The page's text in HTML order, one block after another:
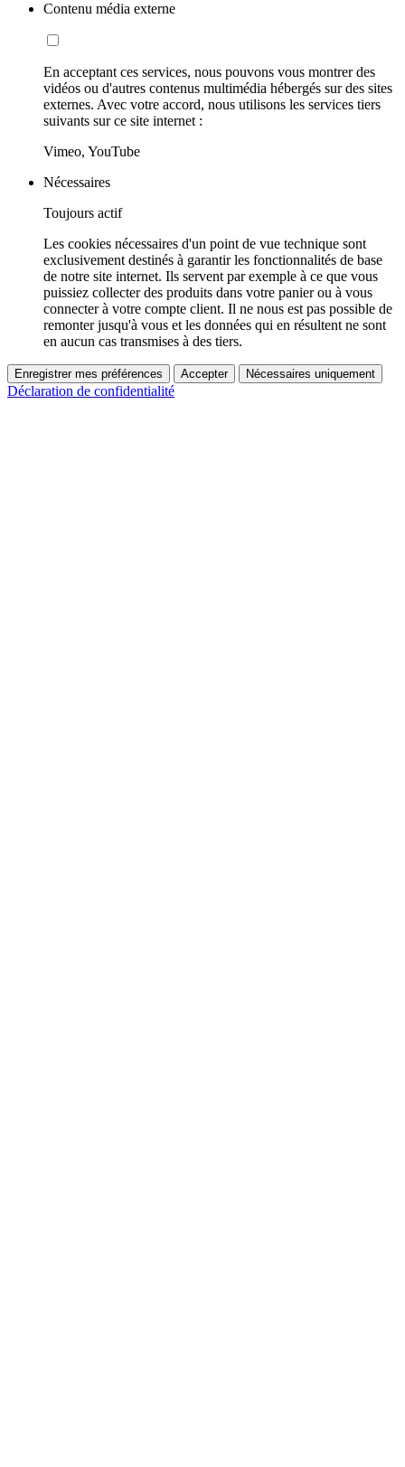
Contenu média externe
En acceptant ces services, nous pouvons vous montrer des
vidéos ou d'autres contenus multimédia hébergés sur des sites
externes. Avec votre accord, nous utilisons les services tiers
suivants sur ce site internet :
Vimeo, YouTube
Nécessaires
Toujours actif
Les cookies nécessaires d'un point de vue technique sont
exclusivement destinés à garantir les fonctionnalités de base
de notre site internet. Ils servent par exemple à ce que vous
puissiez collecter des produits dans votre panier ou à vous
connecter à votre compte client. Il ne nous est pas possible de
remonter jusqu'à vous et les données qui en résultent ne sont
en aucun cas transmises à des tiers.
Enregistrer mes préférences Accepter Nécessaires uniquement
Déclaration de confidentialité